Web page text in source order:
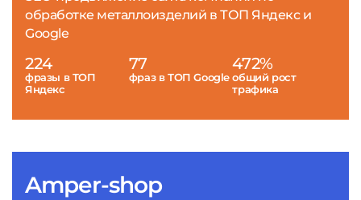
Amper-shop
обработке металлоизделий в ТОП Яндекс и
Google
224
фразы в ТОП
Яндекс
77
фраз в ТОП Google
472%
общий рост
трафика